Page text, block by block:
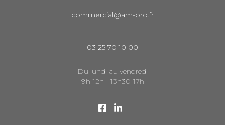
commercial@am-pro.fr
03 25 70 10 00
Du lundi au vendredi
9h-12h - 13h30-17h